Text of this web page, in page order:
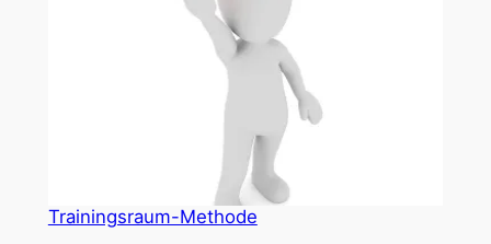
Trainingsraum-Methode